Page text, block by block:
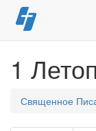
Перейти
к
1
Священное